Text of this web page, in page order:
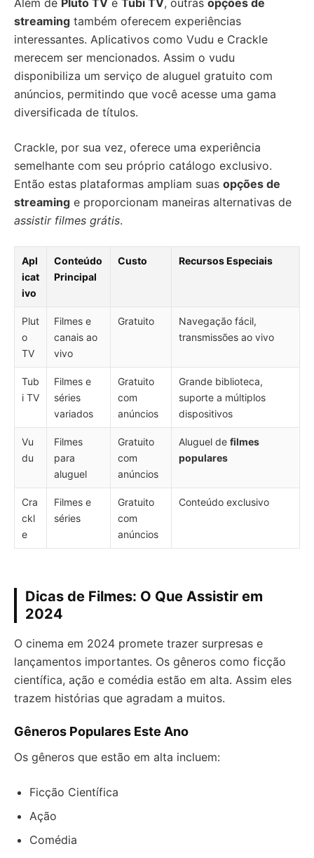
Além de Pluto TV e Tubi TV, outras opções de
streaming também oferecem experiências
interessantes. Aplicativos como Vudu e Crackle
merecem ser mencionados. Assim o vudu
disponibiliza um serviço de aluguel gratuito com
anúncios, permitindo que você acesse uma gama
diversificada de títulos.
Crackle, por sua vez, oferece uma experiência
semelhante com seu próprio catálogo exclusivo.
Então estas plataformas ampliam suas opções de
streaming e proporcionam maneiras alternativas de
assistir filmes grátis.
Apl
icat
ivo
Conteúdo
Principal
Custo Recursos Especiais
Plut
o
TV
Filmes e
canais ao
vivo
Gratuito
Navegação fácil,
transmissões ao vivo
Tub
i TV
Filmes e
séries
variados
Gratuito
com
anúncios
Grande biblioteca,
suporte a múltiplos
dispositivos
Vu
du
Filmes
para
aluguel
Gratuito
com
anúncios
Aluguel de filmes
populares
Cra
ckl
e
Filmes e
séries
Gratuito
com
anúncios
Conteúdo exclusivo
Dicas de Filmes: O Que Assistir em
2024
O cinema em 2024 promete trazer surpresas e
lançamentos importantes. Os gêneros como ficção
científica, ação e comédia estão em alta. Assim eles
trazem histórias que agradam a muitos.
Gêneros Populares Este Ano
Os gêneros que estão em alta incluem:
Ficção Científica
Ação
Comédia